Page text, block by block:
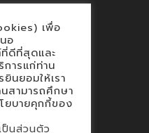
เพื่อ
อ
ที่ดีที่สุดและ
การแก่ท่าน
ยินยอมให้เรา
สามารถศึกษา
ยบายคุกกี้ของ
ป็นส่วนตัว